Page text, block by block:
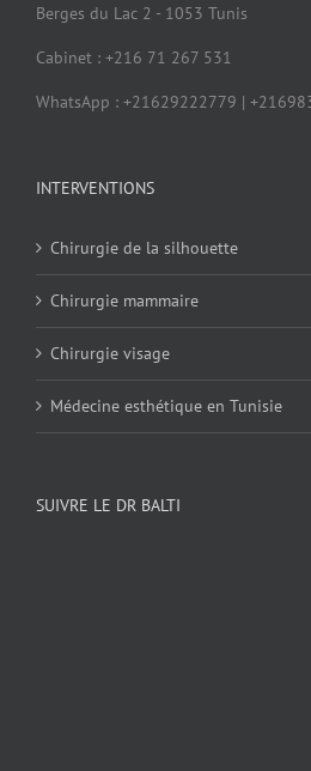
Berges du Lac 2 - 1053 Tunis
Cabinet : +216 71 267 531
WhatsApp : +21629222779 |
INTERVENTIONS
Chirurgie de la silhouette
Chirurgie mammaire
Chirurgie visage
Médecine esthétique en Tunisie
SUIVRE LE DR BALTI